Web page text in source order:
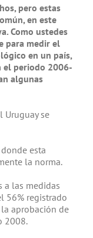
pero estas
en este
Como ustedes
para medir el
en un país,
el periodo 2006-
algunas
Uruguay se
esta
la norma.
a las medidas
56% registrado
aprobación de
2008.